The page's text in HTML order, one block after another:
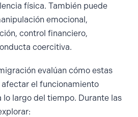
física. También puede
emocional,
control financiero,
coercitiva.
evalúan cómo estas
el funcionamiento
lo largo del tiempo. Durante las